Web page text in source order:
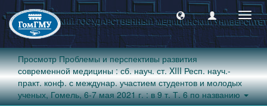
Просмотр Проблемы и перспективы развития
современной медицины : сб. науч. ст. XIII Респ. науч.-
практ. конф. с междунар. участием студентов и молодых
ученых, Гомель, 6-7 мая 2021 г. : в 9 т. Т. 6 по названию